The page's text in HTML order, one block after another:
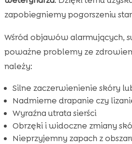
zapobiegniemy pogorszeniu
Wśród objawów alarmujących,
poważne problemy ze
należy:
Silne zaczerwienienie skóry
Nadmierne drapanie czy
Wyraźna utrata sierści
Obrzęki i widoczne zmiany
Nieprzyjemny zapach z